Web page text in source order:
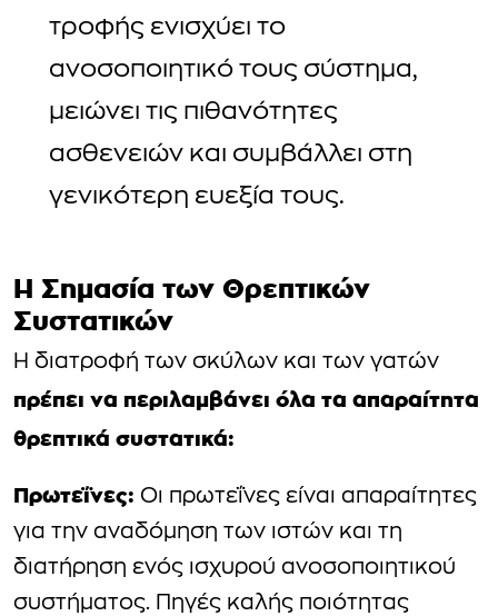
τροφής ενισχύει το
ανοσοποιητικό τους σύστημα,
μειώνει τις πιθανότητες
ασθενειών και συμβάλλει στη
γενικότερη ευεξία τους.
Η Σημασία των Θρεπτικών
Συστατικών
Η διατροφή των σκύλων και των γατών
πρέπει να περιλαμβάνει όλα τα απαραίτητα
θρεπτικά συστατικά:
Πρωτεΐνες: Οι πρωτεΐνες είναι απαραίτητες
για την αναδόμηση των ιστών και τη
διατήρηση ενός ισχυρού ανοσοποιητικού
συστήματος. Πηγές καλής ποιότητας